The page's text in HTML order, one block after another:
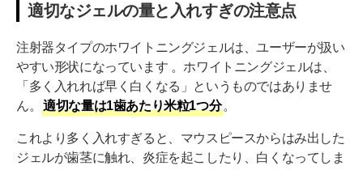
適切なジェルの量と入れすぎの注意点
注射器タイプのホワイトニングジェルは、ユーザーが扱い
やすい形状になっています 。ホワイトニングジェルは、
「多く入れれば早く白くなる」というものではありませ
ん。
適切な量は1歯あたり米粒1つ分 。
これより多く入れすぎると、マウスピースからはみ出した
ジェルが歯茎に触れ、炎症を起こしたり、白くなってしま